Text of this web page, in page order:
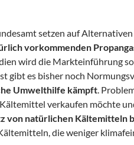
setzen auf
vorkommenden
wird die Markteinführung
gibt es bisher noch
Umwelthilfe kämpft.
verkaufen möchte
von natürlichen Kältemitteln
die weniger